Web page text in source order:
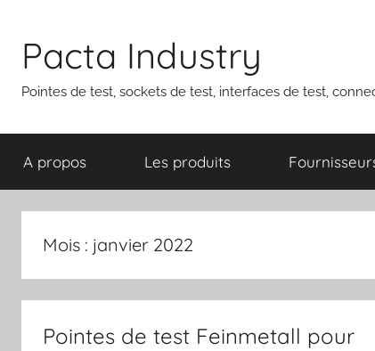
contenu
Pacta Industry
Pointes de test, sockets de test, interfaces de test,
A propos Les produits
Mois : janvier 2022
Pointes de test Feinmetall pour